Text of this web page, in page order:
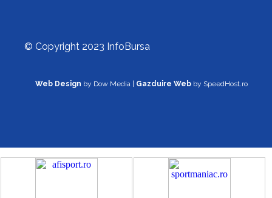
© Copyright 2023 InfoBursa
Web Design by Dow Media | Gazduire Web by SpeedHost.ro